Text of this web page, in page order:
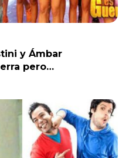
y Ámbar
pero…